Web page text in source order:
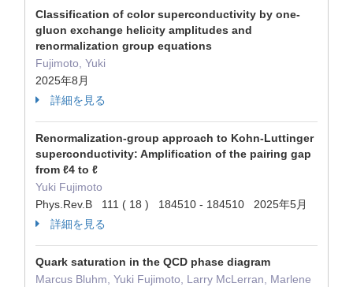
Classification of color superconductivity by one-
gluon exchange helicity amplitudes and
renormalization group equations
Fujimoto, Yuki
2025年8月
詳細を見る
Renormalization-group approach to Kohn-Luttinger
superconductivity: Amplification of the pairing gap
from ℓ4 to ℓ
Yuki Fujimoto
Phys.Rev.B 111 ( 18 ) 184510 - 184510 2025年5月
詳細を見る
Quark saturation in the QCD phase diagram
Marcus Bluhm, Yuki Fujimoto, Larry McLerran, Marlene